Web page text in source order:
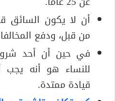
أن لا يكون السائق
من قبل، ودفع
في حين أن أحد
للنساء هو أنه
قيادة ممتدة.